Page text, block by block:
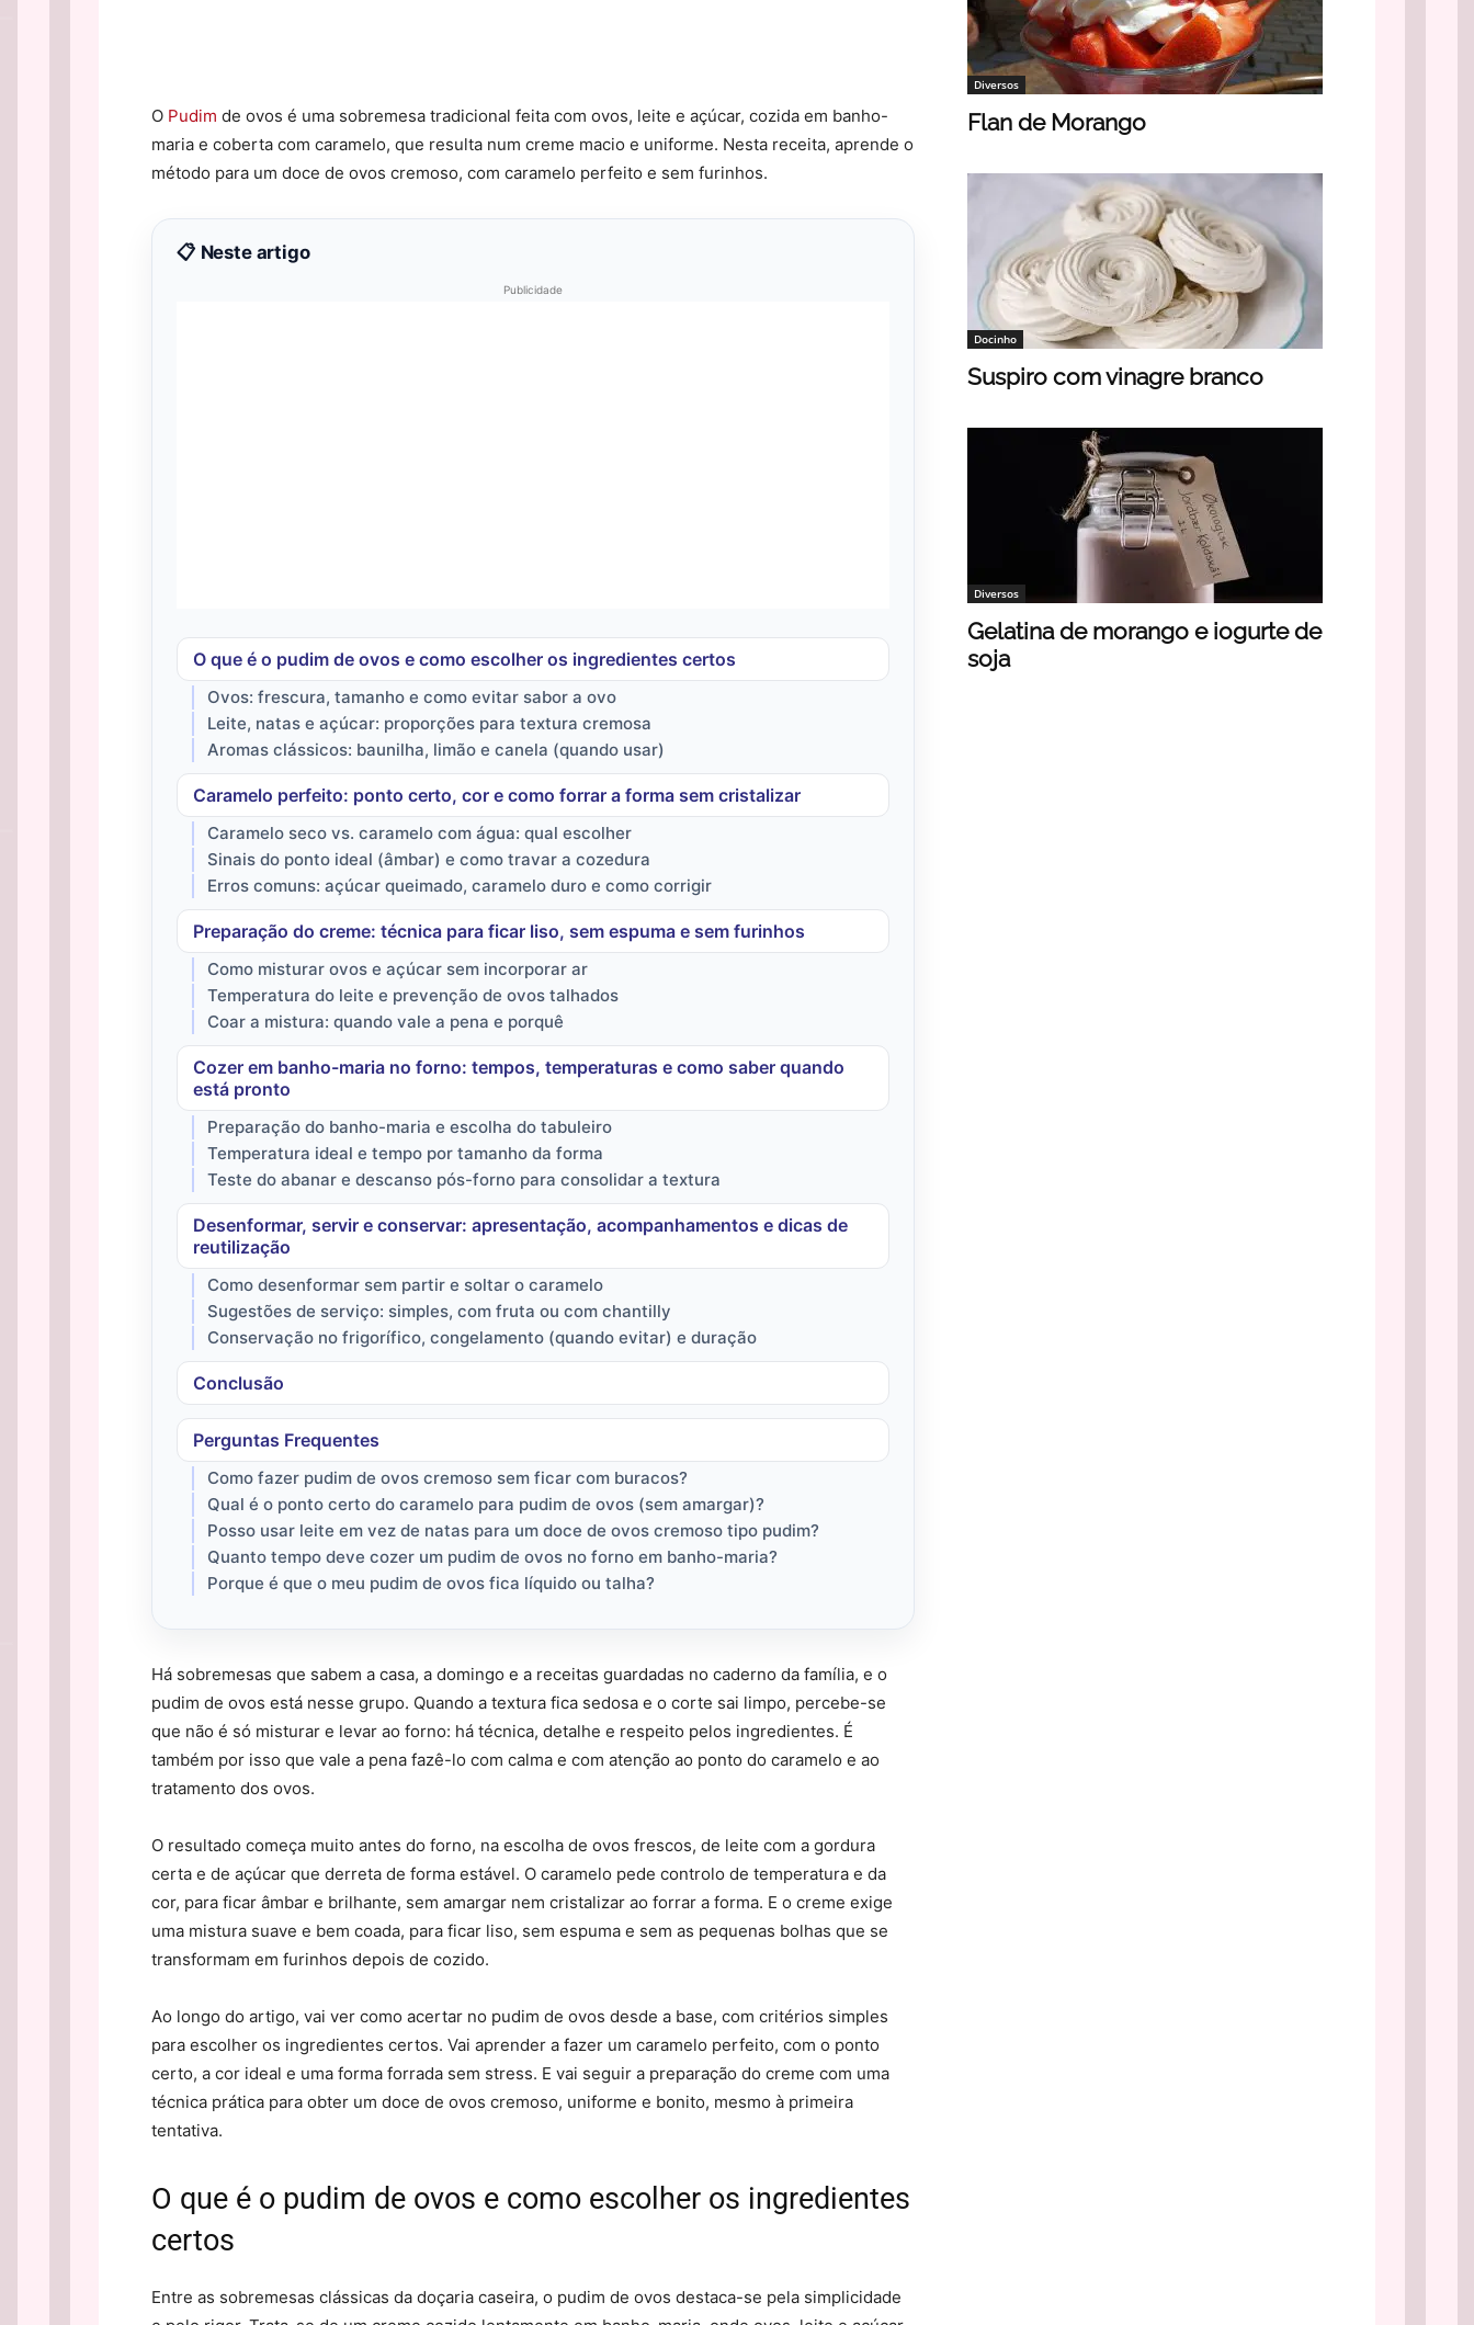
O Pudim de ovos é uma sobremesa tradicional feita com ovos, leite e açúcar, cozida em banho-
maria e coberta com caramelo, que resulta num creme macio e uniforme. Nesta receita, aprende o
método para um doce de ovos cremoso, com caramelo perfeito e sem furinhos.
📋 Neste artigo
Publicidade
O que é o pudim de ovos e como escolher os ingredientes certos
Ovos: frescura, tamanho e como evitar sabor a ovo
Leite, natas e açúcar: proporções para textura cremosa
Aromas clássicos: baunilha, limão e canela (quando usar)
Caramelo perfeito: ponto certo, cor e como forrar a forma sem cristalizar
Caramelo seco vs. caramelo com água: qual escolher
Sinais do ponto ideal (âmbar) e como travar a cozedura
Erros comuns: açúcar queimado, caramelo duro e como corrigir
Preparação do creme: técnica para ficar liso, sem espuma e sem furinhos
Como misturar ovos e açúcar sem incorporar ar
Temperatura do leite e prevenção de ovos talhados
Coar a mistura: quando vale a pena e porquê
Cozer em banho-maria no forno: tempos, temperaturas e como saber quando
está pronto
Preparação do banho-maria e escolha do tabuleiro
Temperatura ideal e tempo por tamanho da forma
Teste do abanar e descanso pós-forno para consolidar a textura
Desenformar, servir e conservar: apresentação, acompanhamentos e dicas de
reutilização
Como desenformar sem partir e soltar o caramelo
Sugestões de serviço: simples, com fruta ou com chantilly
Conservação no frigorífico, congelamento (quando evitar) e duração
Conclusão
Perguntas Frequentes
Como fazer pudim de ovos cremoso sem ficar com buracos?
Qual é o ponto certo do caramelo para pudim de ovos (sem amargar)?
Posso usar leite em vez de natas para um doce de ovos cremoso tipo pudim?
Quanto tempo deve cozer um pudim de ovos no forno em banho-maria?
Porque é que o meu pudim de ovos fica líquido ou talha?
Há sobremesas que sabem a casa, a domingo e a receitas guardadas no caderno da família, e o
pudim de ovos está nesse grupo. Quando a textura fica sedosa e o corte sai limpo, percebe-se
que não é só misturar e levar ao forno: há técnica, detalhe e respeito pelos ingredientes. É
também por isso que vale a pena fazê-lo com calma e com atenção ao ponto do caramelo e ao
tratamento dos ovos.
O resultado começa muito antes do forno, na escolha de ovos frescos, de leite com a gordura
certa e de açúcar que derreta de forma estável. O caramelo pede controlo de temperatura e da
cor, para ficar âmbar e brilhante, sem amargar nem cristalizar ao forrar a forma. E o creme exige
uma mistura suave e bem coada, para ficar liso, sem espuma e sem as pequenas bolhas que se
transformam em furinhos depois de cozido.
Ao longo do artigo, vai ver como acertar no pudim de ovos desde a base, com critérios simples
para escolher os ingredientes certos. Vai aprender a fazer um caramelo perfeito, com o ponto
certo, a cor ideal e uma forma forrada sem stress. E vai seguir a preparação do creme com uma
técnica prática para obter um doce de ovos cremoso, uniforme e bonito, mesmo à primeira
tentativa.
O que é o pudim de ovos e como escolher os ingredientes
certos
Entre as sobremesas clássicas da doçaria caseira, o pudim de ovos destaca-se pela simplicidade
Diversos
Flan de Morango
Docinho
Suspiro com vinagre branco
Diversos
Gelatina de morango e iogurte de
soja